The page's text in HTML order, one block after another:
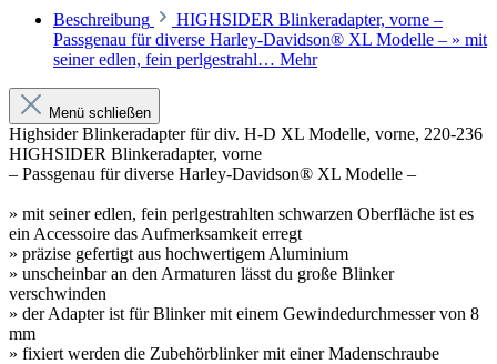
Beschreibung
HIGHSIDER Blinkeradapter, vorne –
Passgenau für diverse Harley-Davidson® XL Modelle – » mit
seiner edlen, fein perlgestrahl… Mehr
Menü schließen
Highsider Blinkeradapter für div. H-D XL Modelle, vorne, 220-236
HIGHSIDER Blinkeradapter, vorne
– Passgenau für diverse Harley-Davidson® XL Modelle –
» mit seiner edlen, fein perlgestrahlten schwarzen Oberfläche ist es
ein Accessoire das Aufmerksamkeit erregt
» präzise gefertigt aus hochwertigem Aluminium
» unscheinbar an den Armaturen lässt du große Blinker
verschwinden
» der Adapter ist für Blinker mit einem Gewindedurchmesser von 8
mm
» fixiert werden die Zubehörblinker mit einer Madenschraube